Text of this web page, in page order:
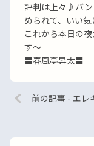
評判は上々♪バン
められて、いい気
これから本日の
す〜
〓春風亭昇太〓
前の記事 - エレ